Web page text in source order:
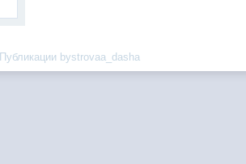
Публикации bystrovaa_dasha